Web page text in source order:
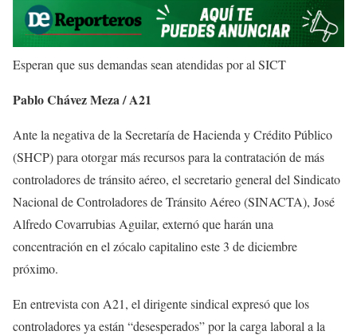
Esperan que sus demandas sean atendidas por al SICT
Pablo Chávez Meza / A21
Ante la negativa de la Secretaría de Hacienda y Crédito Público
(SHCP) para otorgar más recursos para la contratación de más
controladores de tránsito aéreo, el secretario general del Sindicato
Nacional de Controladores de Tránsito Aéreo (SINACTA), José
Alfredo Covarrubias Aguilar, externó que harán una
concentración en el zócalo capitalino este 3 de diciembre
próximo.
En entrevista con A21, el dirigente sindical expresó que los
controladores ya están “desesperados” por la carga laboral a la